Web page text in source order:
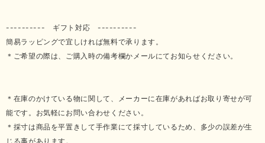
---------- ギフト対応 ----------
簡易ラッピングで宜しければ無料で承ります。
＊ご希望の際は、ご購入時の備考欄かメールにてお知らせください。
＊在庫のかけている物に関して、メーカーに在庫があればお取り寄せが可
能です。お気軽にお問い合わせください。
＊採寸は商品を平置きして手作業にて採寸しているため、多少の誤差が生
じる事があります。